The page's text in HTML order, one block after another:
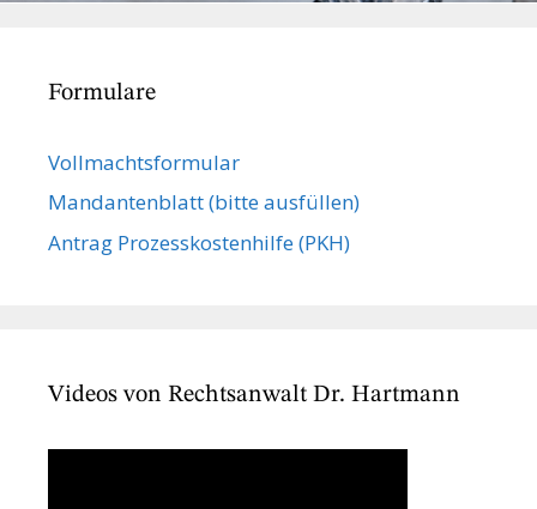
Formulare
Vollmachts­formular
Mandanten­blatt (bitte ausfüllen)
Antrag Prozesskostenhilfe (PKH)
Videos von Rechtsanwalt Dr. Hartmann